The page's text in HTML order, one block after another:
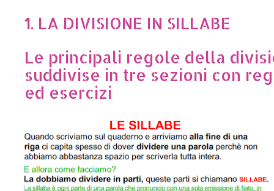
1. LA DIVISIONE IN SILLABE
Le principali regole della
suddivise in tre sezioni con
ed esercizi